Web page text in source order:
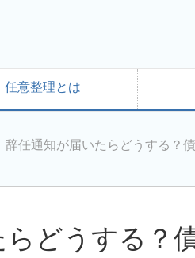
任意整理とは
辞任通知が届いたらどうする？
どうする？